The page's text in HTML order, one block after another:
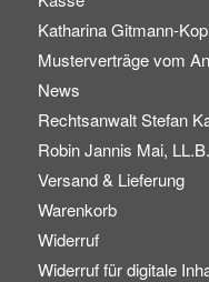
Katharina Gitmann-
Musterverträge vom
News
Rechtsanwalt Stefan
Robin Jannis Mai, LL.B.
Versand & Lieferung
Warenkorb
Widerruf
Widerruf für digitale